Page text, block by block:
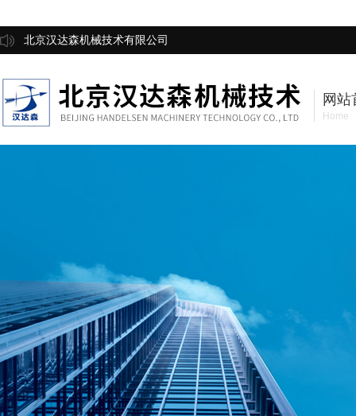
北京汉达森机械技术有限公司
网站
Home